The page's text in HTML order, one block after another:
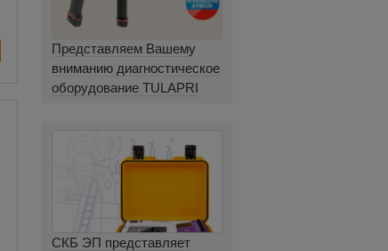
Представляем Вашему
вниманию диагностическое
оборудование TULAPRI
СКБ ЭП представляет